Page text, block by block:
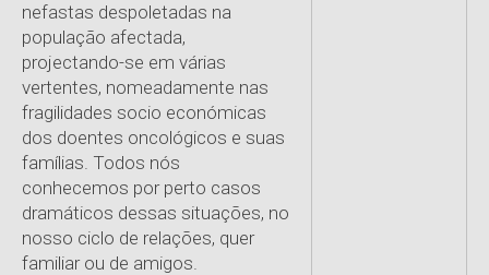
nefastas despoletadas na
população afectada,
projectando-se em várias
vertentes, nomeadamente nas
fragilidades socio económicas
dos doentes oncológicos e suas
famílias. Todos nós
conhecemos por perto casos
dramáticos dessas situações, no
nosso ciclo de relações, quer
familiar ou de amigos.